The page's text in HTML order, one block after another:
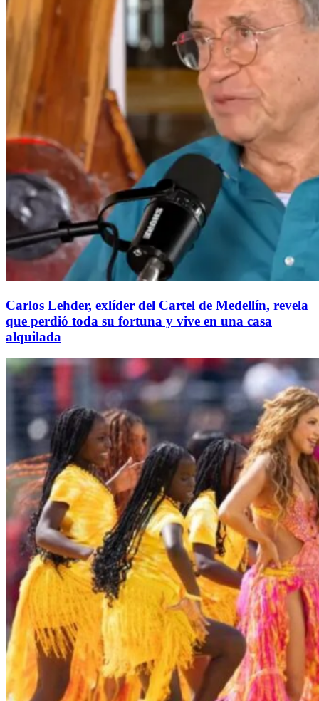
Carlos Lehder, exlíder del Cartel de Medellín, revela
que perdió toda su fortuna y vive en una casa
alquilada